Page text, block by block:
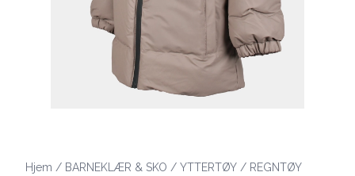
Hjem / BARNEKLÆR & SKO / YTTERTØY / REGNTØY